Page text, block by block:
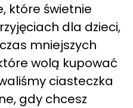
które świetnie
dla dzieci,
mniejszych
wolą kupować
ciasteczka
gdy chcesz